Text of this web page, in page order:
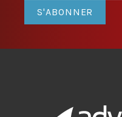
S'ABONNER